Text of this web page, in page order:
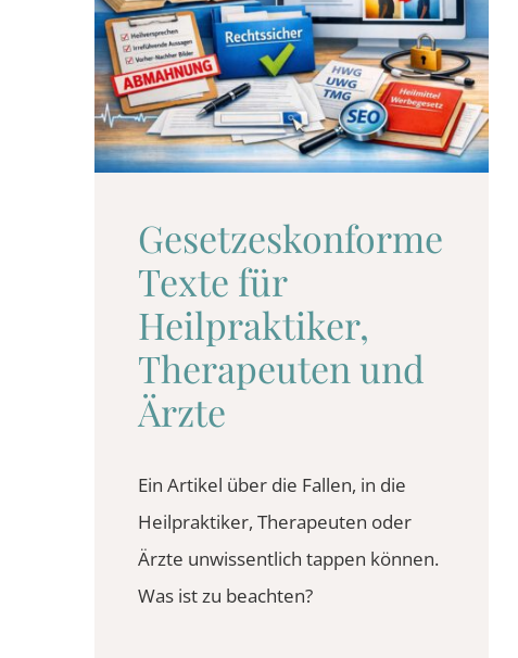
Gesetzes­konforme
Texte für
Heilpraktiker,
Therapeuten und
Ärzte
Ein Artikel über die Fallen, in die
Heilpraktiker, Therapeuten oder
Ärzte unwissentlich tappen können.
Was ist zu beachten?